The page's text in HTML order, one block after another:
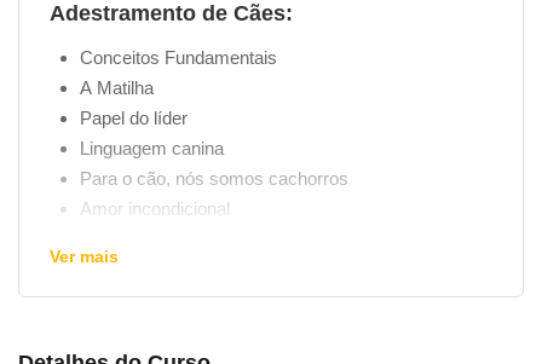
Adestramento de Cães:
Conceitos Fundamentais
A Matilha
Papel do líder
Linguagem canina
Para o cão, nós somos cachorros
Amor incondicional
Alternativas para a troca
Ver mais